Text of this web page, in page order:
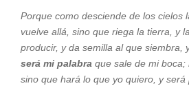
Porque como desciende de los cielos
vuelve allá, sino que riega la tierra, y
producir, y da semilla al que siembra,
será mi palabra que sale de mi
sino que hará lo que yo quiero, y